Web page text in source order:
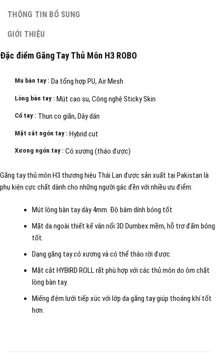
THÔNG TIN BỔ SUNG
GIỚI THIỆU
Đặc điểm Găng Tay Thủ Môn H3 ROBO
Mu bàn tay : Da tổng hợp PU, Air Mesh
Lòng bàn tay : Mút cao su, Công nghệ Sticky Skin
Cổ tay : Thun co giãn, Dây dán
Mặt cắt ngón tay : Hybrid cut
Xương ngón tay : Có xương (tháo được)
Găng tay thủ môn H3 thương hiệu Thái Lan được sản xuất tại Pakistan là
phụ kiện cực chất dành cho những người gác đền với nhiều ưu điểm:
Mút lòng bàn tay dày 4mm. Độ bám dính bóng tốt
Mặt da ngoài thiết kế vân nổi 3D Dumbex mềm, hỗ trợ đấm bóng
tốt.
Dạng găng tay có xương và có thể tháo rời được.
Mặt cắt HYBIRD ROLL rất phù hợp với các thủ môn do ôm chặt
lòng bàn tay.
Miếng đệm lưới tiếp xúc với lớp da găng tay giúp thoáng khí tốt
hơn.